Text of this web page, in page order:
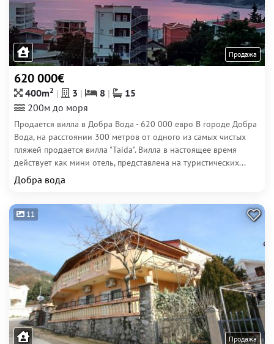
Продажа
620 000€
400m2 3 8
15
200м до моря
Продается вилла в Добра Вода - 620 000 евро В городе Добра
Вода, на расстоянии 300 метров от одного из самых чистых
пляжей продается вилла "Taida". Вилла в настоящее время
действует как мини отель, представлена на туристических...
Добра вода
11
Продажа